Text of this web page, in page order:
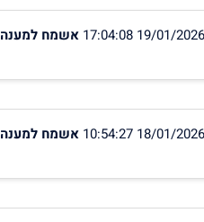
אשמח למענה
אשמח למענה